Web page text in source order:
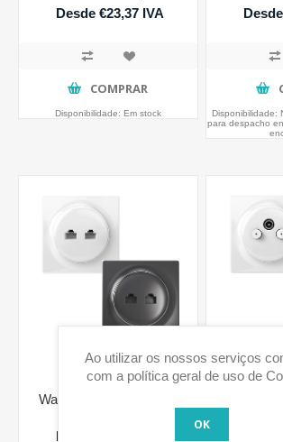
Desde €23,37 IVA
COMPRAR
Disponibilidade: Em stock Disponibilidade:
para despacho
Walli Tomada de rede N
Desde €29,52 IVA
Walli N
Ao utilizar os nossos serviços
com a política geral de uso de
OK